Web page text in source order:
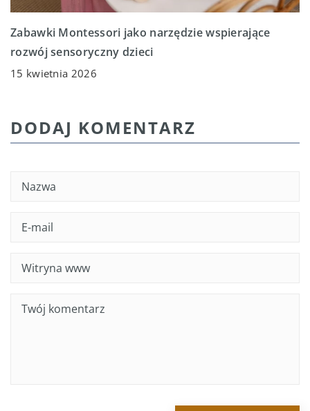
Zabawki Montessori jako narzędzie wspierające
rozwój sensoryczny dzieci
15 kwietnia 2026
DODAJ KOMENTARZ